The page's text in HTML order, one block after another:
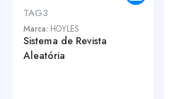
TAG3
Marca: HOYLES
Sistema de Revista
Aleatória